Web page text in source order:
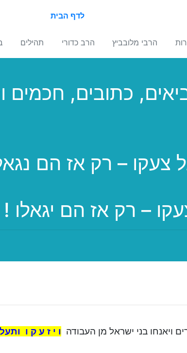
לדף הבית
הרבי מלובביץ הרב כדורי תהילים
כתובים, חכמים
צעקו – רק אז הם
– רק אז הם יגאלו
ויאנחו בני ישראל מן העבודה ו י ז ע ק ו ותעל